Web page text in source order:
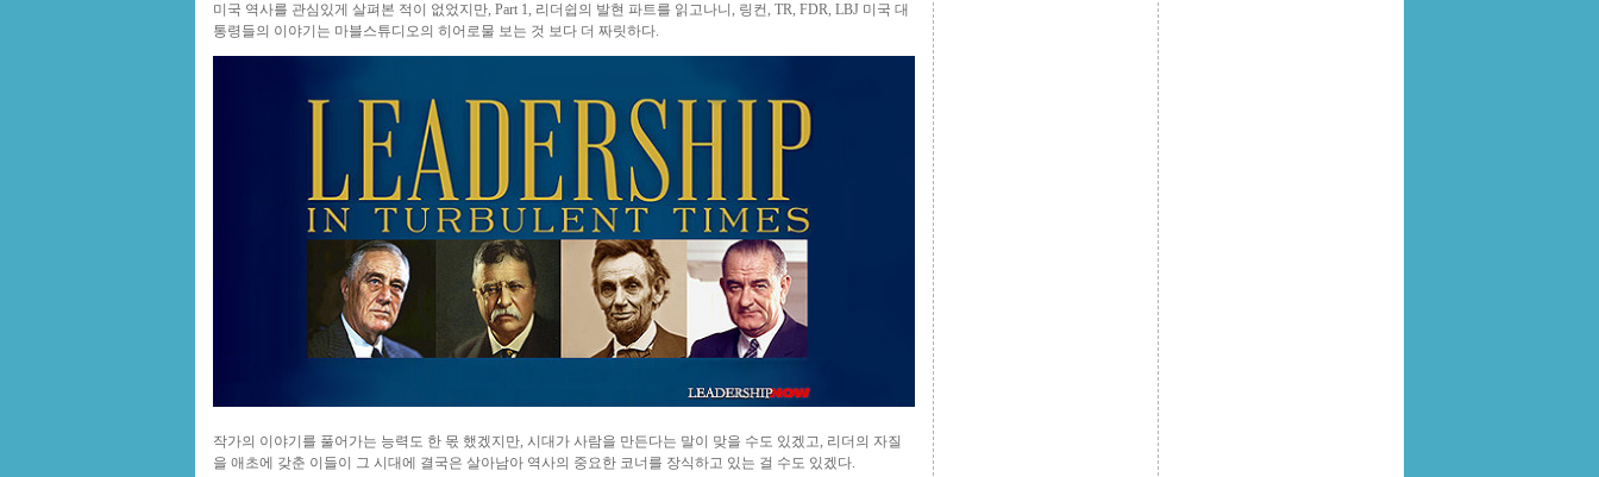
미국 역사를 관심있게 살펴본 적이 없었지만, Part 1, 리더쉽의 발현 파트를 읽고나니, 링컨, TR, FDR, LBJ 미국 대
통령들의 이야기는 마블스튜디오의 히어로물 보는 것 보다 더 짜릿하다.
작가의 이야기를 풀어가는 능력도 한 몫 했겠지만, 시대가 사람을 만든다는 말이 맞을 수도 있겠고, 리더의 자질
을 애초에 갖춘 이들이 그 시대에 결국은 살아남아 역사의 중요한 코너를 장식하고 있는 걸 수도 있겠다.